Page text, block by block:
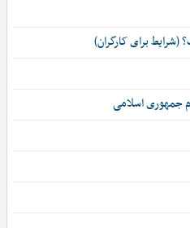
برای کارگران)
جمهوری اسلامی